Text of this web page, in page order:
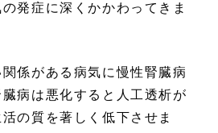
発症に深くかかわってきま
係がある病気に慢性腎臓病
病は悪化すると人工透析が
の質を著しく低下させま